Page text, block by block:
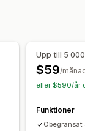
Upp till 5
$59/
eller $590/år
Funktioner